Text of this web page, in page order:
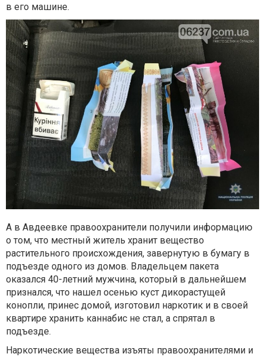
в его машине.
А в Авдеевке правоохранители получили информацию
о том, что местный житель хранит вещество
растительного происхождения, завернутую в бумагу в
подъезде одного из домов. Владельцем пакета
оказался 40-летний мужчина, который в дальнейшем
признался, что нашел осенью куст дикорастущей
конопли, принес домой, изготовил наркотик и в своей
квартире хранить каннабис не стал, а спрятал в
подъезде.
Наркотические вещества изъяты правоохранителями и